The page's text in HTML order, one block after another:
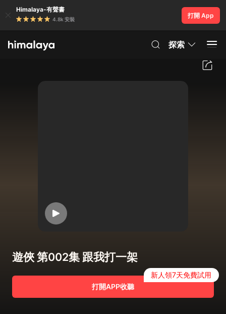
Himalaya-有聲書
4.8k 安裝
打開 App
探索
遊俠 第002集 跟我打一架
打開APP收聽
新人領7天免費試用